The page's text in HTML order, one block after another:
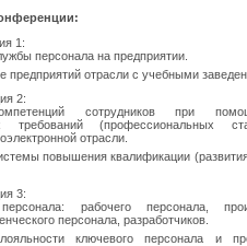
1:
персонала на предприятии.
предприятий отрасли с учебными
2:
сотрудников при
требований (профессиональных
отрасли.
повышения квалификации
3:
рабочего персонала,
персонала, разработчиков.
ключевого персонала и